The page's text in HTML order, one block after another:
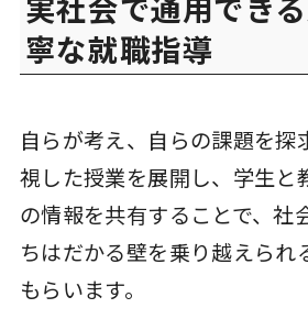
寧な就職指導
自らが考え、自らの課題を探
視した授業を展開し、学生と
の情報を共有することで、社
ちはだかる壁を乗り越えられ
もらいます。